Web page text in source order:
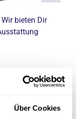
Über Cookies
bieten Dir